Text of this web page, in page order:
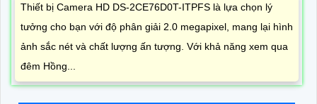
Thiết bị Camera HD DS-2CE76D0T-ITPFS là lựa chọn lý
tưởng cho bạn với độ phân giải 2.0 megapixel, mang lại hình
ảnh sắc nét và chất lượng ấn tượng. Với khả năng xem qua
đêm Hồng...